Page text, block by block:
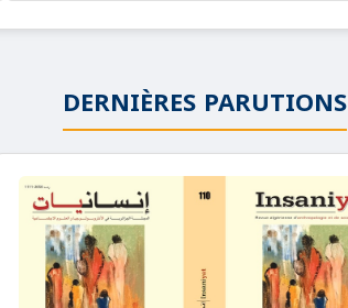
DERNIÈRES PARUTIONS